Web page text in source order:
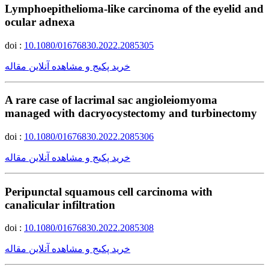
Lymphoepithelioma-like carcinoma of the eyelid and
ocular adnexa
doi : 10.1080/01676830.2022.2085305
خرید پکیج و مشاهده آنلاین مقاله
A rare case of lacrimal sac angioleiomyoma
managed with dacryocystectomy and turbinectomy
doi : 10.1080/01676830.2022.2085306
خرید پکیج و مشاهده آنلاین مقاله
Peripunctal squamous cell carcinoma with
canalicular infiltration
doi : 10.1080/01676830.2022.2085308
خرید پکیج و مشاهده آنلاین مقاله